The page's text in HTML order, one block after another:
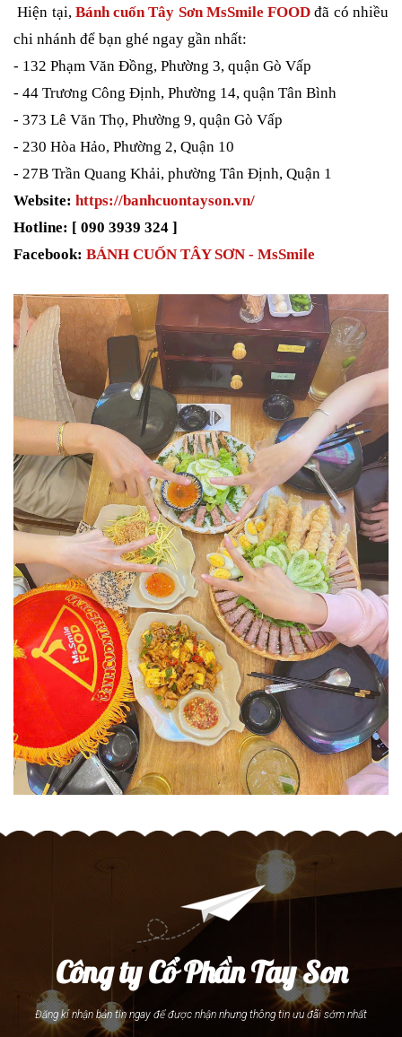
Hiện tại, Bánh cuốn Tây Sơn MsSmile FOOD đã có nhiều
chi nhánh để bạn ghé ngay gần nhất:
- 132 Phạm Văn Đồng, Phường 3, quận Gò Vấp
- 44 Trương Công Định, Phường 14, quận Tân Bình
- 373 Lê Văn Thọ, Phường 9, quận Gò Vấp
- 230 Hòa Hảo, Phường 2, Quận 10
- 27B Trần Quang Khải, phường Tân Định, Quận 1
Website: https://banhcuontayson.vn/
Hotline: [ 090 3939 324 ]
Facebook: BÁNH CUỐN TÂY SƠN - MsSmile
Công ty Cổ Phần Tay Son
Đăng kí nhận bản tin ngay để được nhận nhưng thông tin ưu đãi sớm nhất